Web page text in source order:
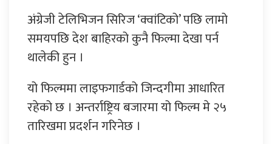
अंग्रेजी टेलिभिजन सिरिज ‘क्वांटिको’ पछि लामो
समयपछि देश बाहिरको कुनै फिल्मा देखा पर्न
थालेकी हुन ।
यो फिल्ममा लाइफगार्डको जिन्दगीमा आधारित
रहेको छ । अन्तर्राष्ट्रिय बजारमा यो फिल्म मे २५
तारिखमा प्रदर्शन गरिनेछ ।